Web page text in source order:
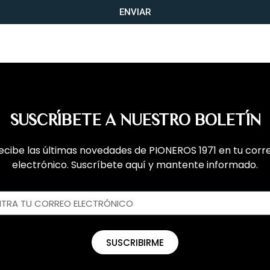
ENVIAR
SUSCRÍBETE A NUESTRO BOLETÍN
las últimas novedades de PIONEROS 1971 en tu
electrónico. Suscríbete aquí y mantente informado.
SUSCRIBIRME